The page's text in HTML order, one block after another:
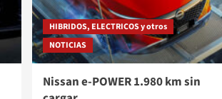
HIBRIDOS, ELECTRICOS y otros
NOTICIAS
Nissan e-POWER 1.980 km sin